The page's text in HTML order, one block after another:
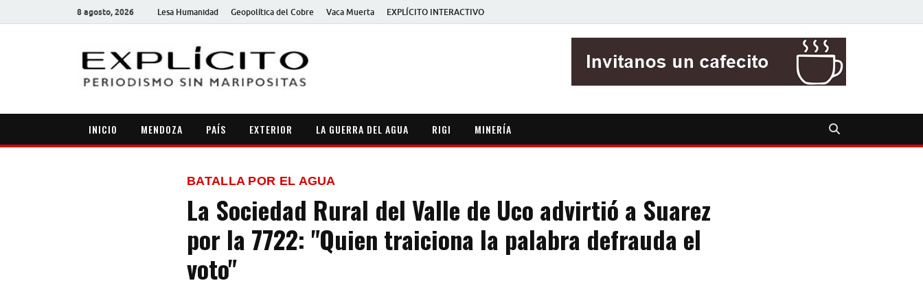
8 agosto, 2026 Lesa Humanidad Geopolítica del Cobre Vaca Muerta EXPLÍCITO INTERACTIVO
INICIO MENDOZA PAÍS EXTERIOR LA GUERRA DEL AGUA RIGI MINERÍA
BATALLA POR EL AGUA
La Sociedad Rural del Valle de Uco advirtió a Suarez
por la 7722: "Quien traiciona la palabra defrauda el
voto"